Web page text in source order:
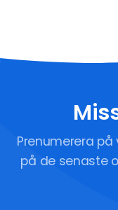
Prenumerera
på de senaste